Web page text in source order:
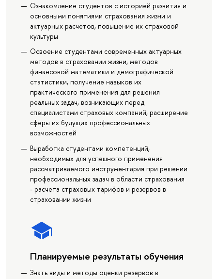
Ознакомление студентов с историей развития и
основными понятиями страхования жизни и
актуарных расчетов, повышение их страховой
культуры
Освоение студентами современных актуарных
методов в страховании жизни, методов
финансовой математики и демографической
статистики, получение навыков их
практического применения для решения
реальных задач, возникающих перед
специалистами страховых компаний, расширение
сферы их будущих профессиональных
возможностей
Выработка студентами компетенций,
необходимых для успешного применения
рассматриваемого инструментария при решении
профессиональных задач в области страхования
- расчета страховых тарифов и резервов в
страховании жизни
Планируемые результаты обучения
Знать виды и методы оценки резервов в